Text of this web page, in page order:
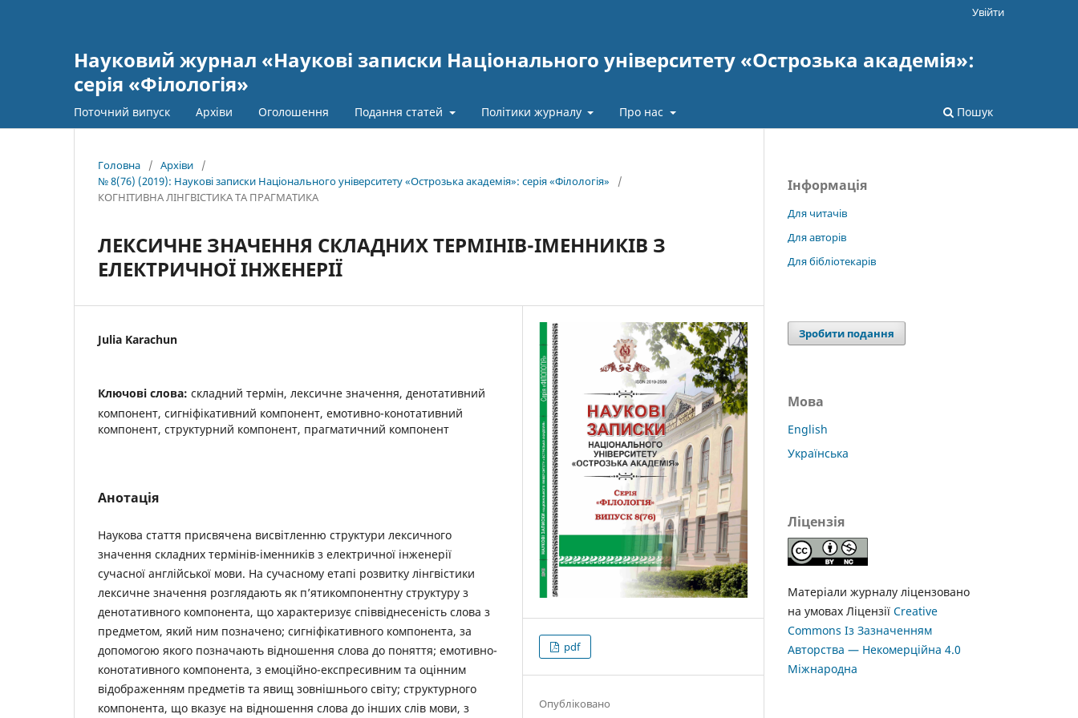
Науковий журнал «Наукові записки Національного університету «Острозька академія»:
серія «Філологія»
Поточний випуск Архіви Оголошення Подання статей Політики журналу Про нас Пошук
Увійти
Головна / Архіви
/
№ 8(76) (2019): Наукові записки Національного університету «Острозька академія»: серія­ «Філо­ло­гія»
/
КОГНІТИВНА ЛІНГВІСТИКА ТА ПРАГМАТИКА
ЛЕКСИЧНЕ ЗНАЧЕННЯ СКЛАДНИХ ТЕРМІНІВ-ІМЕННИКІВ З
ЕЛЕКТРИЧНОЇ ІНЖЕНЕРІЇ
Julia Karachun
Ключові слова: складний термін, лексичне значення, денотативний
компонент, сигніфікативний компонент, емотивно-конотативний
компонент, структурний компонент, прагматичний компонент
Анотація
Наукова стаття присвячена висвітленню структури лексичного
значення складних термінів-іменників з електричної інженерії
сучасної англійської мови. На сучасному етапі розвитку лінгвістики
лексичне значення розглядають як п’ятикомпонентну структуру з
денотативного компонента, що характеризує співвіднесеність слова з
предметом, який ним позначено; сигніфікативного компонента, за
допомогою якого позначають відношення слова до поняття; емотивно-
конотативного компонента, з емоційно-експресивним та оцінним
відображенням предметів та явищ зовнішнього світу; структурного
компонента, що вказує на відношення слова до інших слів мови, з
pdf
Опубліковано
Інформація
Для читачів
Для авторів
Для бібліотекарів
Зробити подання
Мова
English
Українська
Ліцензія
Матеріали журналу ліцензовано
на умовах Ліцензії Creative
Commons Із Зазначенням
Авторства — Некомерційна 4.0
Міжнародна